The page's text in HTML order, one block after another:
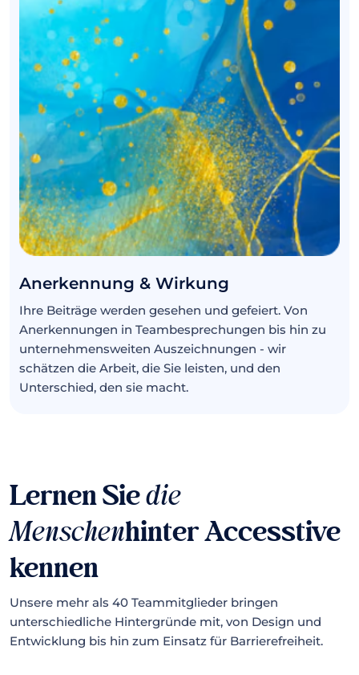
Anerkennung & Wirkung
Ihre Beiträge werden gesehen und gefeiert. Von
Anerkennungen in Teambesprechungen bis hin zu
unternehmensweiten Auszeichnungen - wir
schätzen die Arbeit, die Sie leisten, und den
Unterschied, den sie macht.
Lernen Siedie
Menschenhinter Accesstive
kennen
Unsere mehr als 40 Teammitglieder bringen
unterschiedliche Hintergründe mit, von Design und
Entwicklung bis hin zum Einsatz für Barrierefreiheit.